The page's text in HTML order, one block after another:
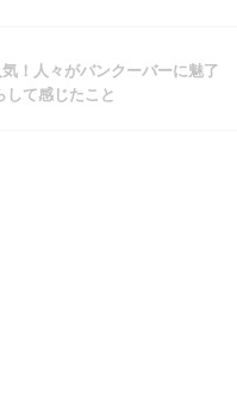
！人々がバンクーバーに魅了
して感じたこと